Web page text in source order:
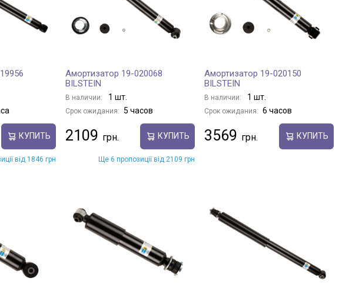
КУПИТЬ
від 1846 грн
Амортизатор 19-020068
BILSTEIN
В наличии: 1 шт.
Срок ожидания: 5 часов
2109 КУПИТЬ
Ще 6 пропозиції від 2109 грн
Амортизатор 19-020150
BILSTEIN
В наличии: 1 шт.
Срок ожидания: 6 часов
3569 КУПИТЬ